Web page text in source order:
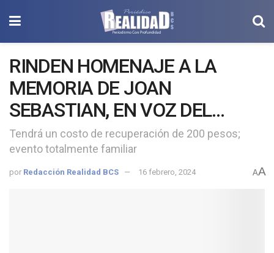
RINDEN HOMENAJE A LA
MEMORIA DE JOAN
SEBASTIAN, EN VOZ DEL
SUDCALIFORNIANO DANIEL
POZO: ISC
Tendrá un costo de recuperación de 200 pesos;
evento totalmente familiar
por Redacción Realidad BCS 16 febrero, 2024 AA